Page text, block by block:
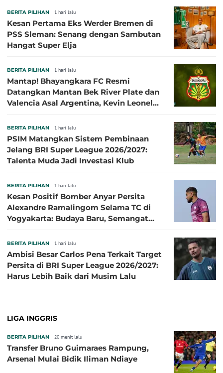
BERITA PILIHAN 1 hari lalu
Kesan Pertama Eks Werder Bremen di
PSS Sleman: Senang dengan Sambutan
Hangat Super Elja
BERITA PILIHAN 1 hari lalu
Mantap! Bhayangkara FC Resmi
Datangkan Mantan Bek River Plate dan
Valencia Asal Argentina, Kevin Leonel
BERITA PILIHAN 1 hari lalu
PSIM Matangkan Sistem Pembinaan
Jelang BRI Super League 2026/2027:
Talenta Muda Jadi Investasi Klub
BERITA PILIHAN 1 hari lalu
Kesan Positif Bomber Anyar Persita
Alexandre Ramalingom Selama TC di
Yogyakarta: Budaya Baru, Semangat
BERITA PILIHAN 1 hari lalu
Ambisi Besar Carlos Pena Terkait Target
Persita di BRI Super League 2026/2027:
Harus Lebih Baik dari Musim Lalu
LIGA INGGRIS
BERITA PILIHAN 20 menit lalu
Transfer Bruno Guimaraes Rampung,
Arsenal Mulai Bidik Iliman Ndiaye